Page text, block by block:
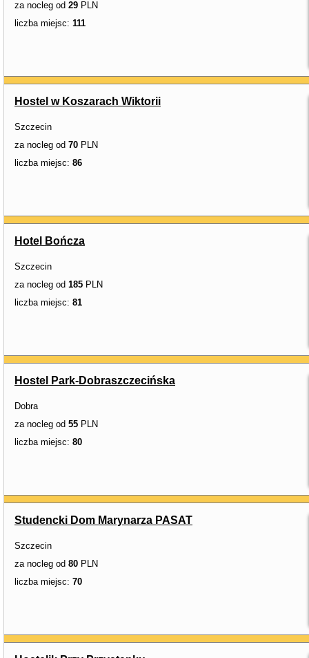
za nocleg od 29 PLN
liczba miejsc: 111
Hostel w Koszarach Wiktorii
Szczecin
za nocleg od 70 PLN
liczba miejsc: 86
Hotel Bończa
Szczecin
za nocleg od 185 PLN
liczba miejsc: 81
Hostel Park-Dobraszczecińska
Dobra
za nocleg od 55 PLN
liczba miejsc: 80
Studencki Dom Marynarza PASAT
Szczecin
za nocleg od 80 PLN
liczba miejsc: 70